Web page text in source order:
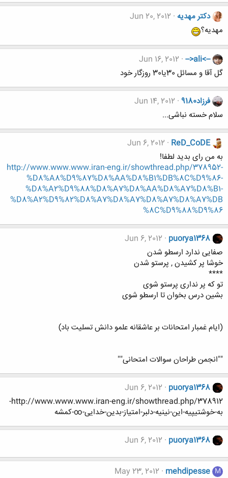
دکتر مهدیه Jun 20, 2012
مهدیه؟
-->ali<--
Jun 16, 2012
گل آقا و مسائل 30یا30 روزگار خود‎
فرزاد9180
Jun 14, 2012
سلام خسته نباشی...
ReD_CoDE
Jun 6, 2012
به من رای بدید لطفا!
http://www.www.www.iran-eng.ir/showthread.php/378952-
%D8%A8%D9%87%D8%AA%D8%B1%DB%8C%D9%86-
%D8%A2%D9%88%D8%A7%D8%AA%D8%A7%D8%B1-
%D8%A2%D9%82%D8%A7%D8%A7%D8%A7%D8%A7%DB
%8C%D9%88%D9%86
puorya1368
Jun 6, 2012
صفایی ندارد ارسطو شدن
خوشا پر کشیدن , پرستو شدن
****
تو که پر نداری پرستو شوی
بشین درس بخوان تا ارسطو شوی
(ایام غمبار امتحانات بر عاشقانه علمو دانش تسلیت باد)
""انجمن طراحان سوالات امتحانی""
puorya1368
Jun 6, 2012
http://www.www.www.iran-eng.ir/showthread.php/378912-
به-خوشتیپیه-این-نینیه-دلبر-امتیاز-بدین-خدایی-∞-کمشه
puorya1368
Jun 6, 2012
M
mehdipesse
May 23, 2012